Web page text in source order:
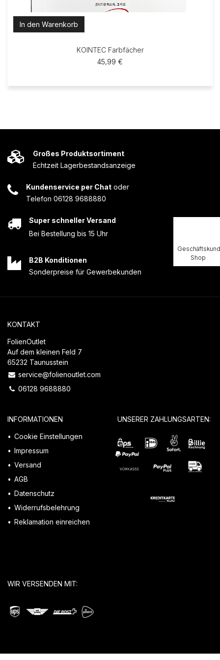
In den Warenkorb
KOINTEC Farbfächer
45,99 €
Großes Produktsortiment
Echtzeit Lagerbestandsanzeige
Kundenservice per Chat oder
Telefon 06128 9688880
Super schneller Versand
Bei Bestellung bis 15 Uhr
B2B Konditionen
Sonderpreise für Gewerbekunden
KONTAKT
FolienOutlet
Auf dem kleinen Feld 7
65232 Taunusstein
service@folienoutlet.com
06128 9688880
INFORMATIONEN
Cookie Einstellungen
Impressum
Versand
AGB
Datenschutz
Widerrufsbelehrung
Reklamation einreichen
UNSERER ZAHLUNGSARTEN:
WIR VERSENDEN MIT:
Shop